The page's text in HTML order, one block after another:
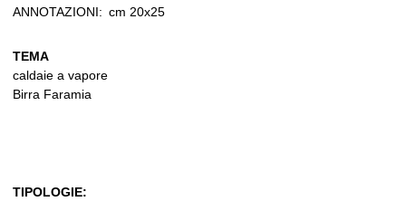
ANNOTAZIONI: cm 20x25
TEMA
caldaie a vapore
Birra Faramia
TIPOLOGIE: